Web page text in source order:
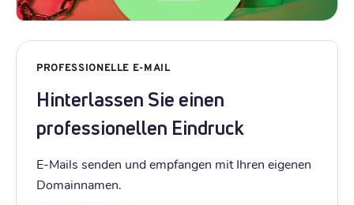
PROFESSIONELLE E-MAIL
Hinterlassen Sie einen
professionellen Eindruck
E-Mails senden und empfangen mit Ihren eigenen
Domainnamen.